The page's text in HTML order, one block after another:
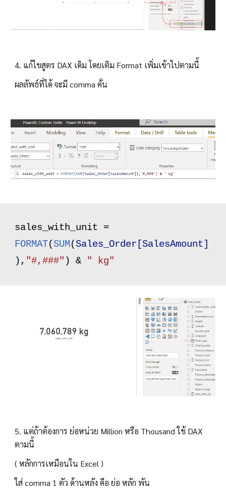
4. แก้ไขสูตร DAX เดิม โดยเติม Format เพิ่มเข้าไปตามนี้
ผลลัพธ์ที่ได้ จะมี comma คั่น
FORMAT(SUM(Sales_Order[SalesAmount]
), "#,###" ) & " kg"
5. แต่ถ้าต้องการ ย่อหน่วย Million หรือ Thousand ใช้ DAX
ตามนี้
( หลักการเหมือนใน Excel )
ใส่ comma 1 ตัว ด้านหลัง คือ ย่อ หลัก พัน